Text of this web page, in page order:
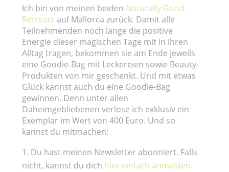
Ich bin von meinen beiden Naturally Good-
Retreats auf Mallorca zurück. Damit alle
Teilnehmenden noch lange die positive
Energie dieser magischen Tage mit in ihren
Alltag tragen, bekommen sie am Ende jeweils
eine Goodie-Bag mit Leckereien sowie Beauty-
Produkten von mir geschenkt. Und mit etwas
Glück kannst auch du eine Goodie-Bag
gewinnen. Denn unter allen
Daheimgebliebenen verlose ich exklusiv ein
Exemplar im Wert von 400 Euro. Und so
kannst du mitmachen:
Du hast meinen Newsletter abonniert. Falls
nicht, kannst du dich hier einfach anmelden.